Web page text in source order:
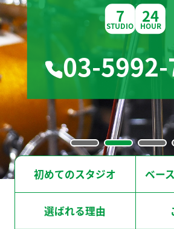
ライブハウス
レコーディングスタ
関西バンドスタジオ
7
STUDIO 24
HOUR
03-
初めてのスタジオ ベー
選ばれる理由